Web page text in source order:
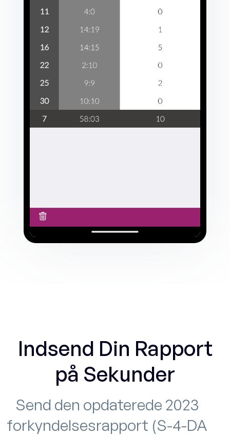
Indsend Din Rapport
på Sekunder
Send den opdaterede 2023
forkyndelsesrapport (S-4-DA